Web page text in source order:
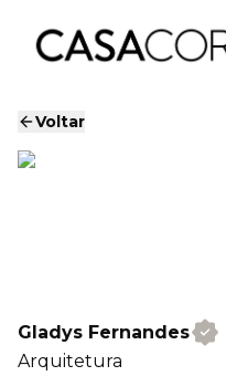
Voltar
Gladys Fernandes
Arquitetura